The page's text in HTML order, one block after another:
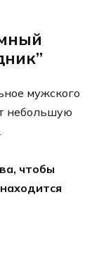
мужского
небольшую
чтобы